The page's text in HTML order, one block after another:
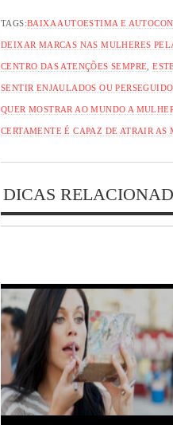
TAGS:BAIXA AUTOESTIMA E
DEIXAR MARCAS NAS MULHERES
CENTRO DAS ATENÇÕES SEMPRE ,
SENTIR ENJAULADOS OU
QUER MOSTRAR AO MUNDO A
CERTAMENTE É CAPAZ DE ATRAIR AS
DICAS